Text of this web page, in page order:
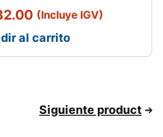
(Incluye IGV)
al carrito
Siguiente product